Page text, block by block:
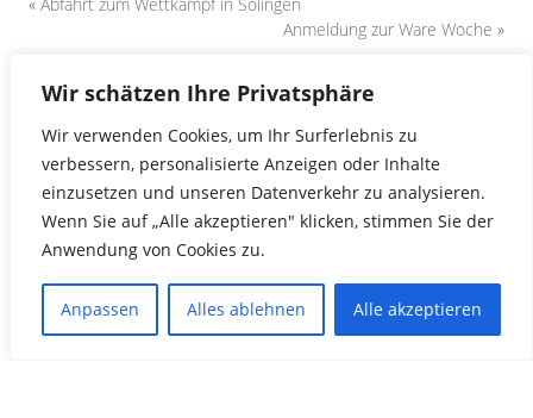
Wir schätzen Ihre Privatsphäre
Wir verwenden Cookies, um Ihr Surferlebnis zu
verbessern, personalisierte Anzeigen oder Inhalte
einzusetzen und unseren Datenverkehr zu analysieren.
Wenn Sie auf „Alle akzeptieren" klicken, stimmen Sie der
Anwendung von Cookies zu.
Anpassen Alles ablehnen Alle akzeptieren
Anmeldung zur Ware Woche »